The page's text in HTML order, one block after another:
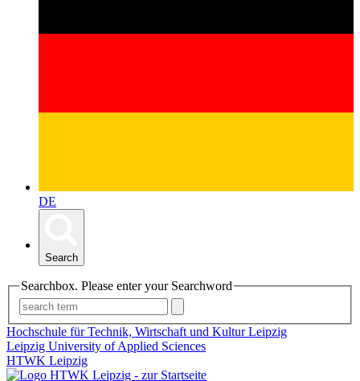
DE
Search
Searchbox. Please enter your Searchword
Hochschule für Technik, Wirtschaft und Kultur Leipzig
Leipzig University of Applied Sciences
HTWK Leipzig